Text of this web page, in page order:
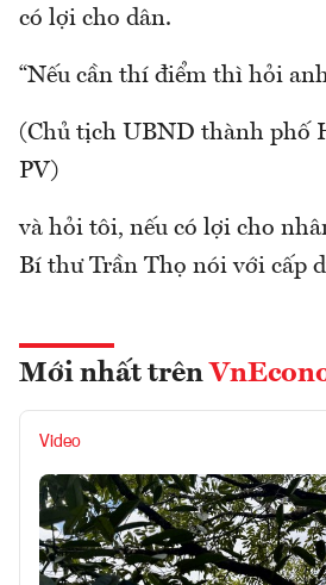
có lợi cho dân.
“Nếu cần thí điểm thì hỏi
(Chủ tịch UBND thành phố
PV)
và hỏi tôi, nếu có lợi cho
Bí thư Trần Thọ nói với cấp
Mới nhất trên
Video